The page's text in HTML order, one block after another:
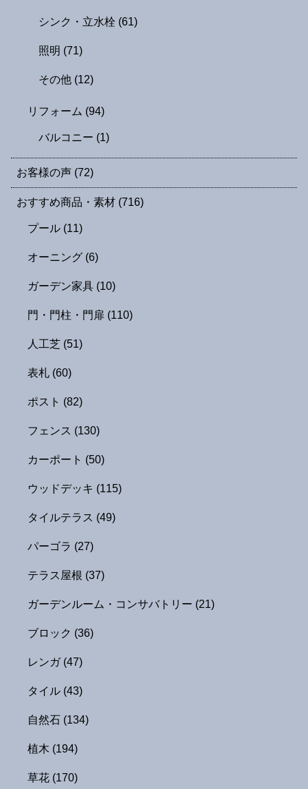
シンク・立水栓 (61)
照明 (71)
その他 (12)
リフォーム (94)
バルコニー (1)
お客様の声 (72)
おすすめ商品・素材 (716)
プール (11)
オーニング (6)
ガーデン家具 (10)
門・門柱・門扉 (110)
人工芝 (51)
表札 (60)
ポスト (82)
フェンス (130)
カーポート (50)
ウッドデッキ (115)
タイルテラス (49)
パーゴラ (27)
テラス屋根 (37)
ガーデンルーム・コンサバトリー (21)
ブロック (36)
レンガ (47)
タイル (43)
自然石 (134)
植木 (194)
草花 (170)